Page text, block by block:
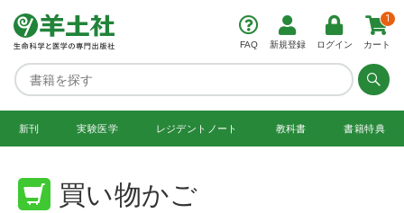
FAQ 新規登録 ログイン カート
1
新刊 実験医学 レジデント ノート 教科書 書籍特典
買い物かご